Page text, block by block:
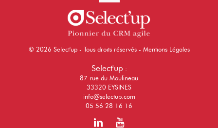
© 2026 Select'up - Tous droits réservés - Mentions Légales
Select'up :
87 rue du Moulineau
33320 EYSINES
info@selectup.com
05 56 28 16 16